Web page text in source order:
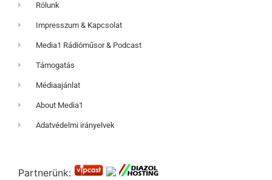
Rólunk
Impresszum & Kapcsolat
Media1 Rádióműsor & Podcast
Támogatás
Médiaajánlat
About Media1
Adatvédelmi irányelvek
Partnerünk: